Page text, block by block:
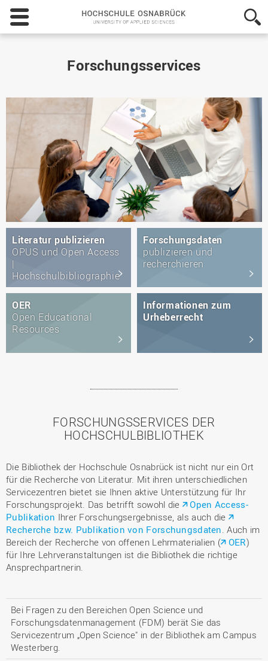
Hochschule
Osnabrück
-
Forschungsservices
Literatur publizieren
OPUS und Open Access
|
Hochschulbibliographie
Forschungsdaten
publizieren und
recherchieren
OER
Open Educational
Resources
Informationen zum
Urheberrecht
FORSCHUNGSSERVICES DER
HOCHSCHULBIBLIOTHEK
Die Bibliothek der Hochschule Osnabrück ist nicht nur ein Ort
für die Recherche von Literatur. Mit ihren unterschiedlichen
Servicezentren bietet sie Ihnen aktive Unterstützung für Ihr
Forschungsprojekt. Das betrifft sowohl die
Open Access-
Publikation Ihrer Forschungsergebnisse, als auch die
Recherche bzw. Publikation von Forschungsdaten . Auch im
Bereich der Recherche von offenen Lehrmaterialien (
OER)
für Ihre Lehrveranstaltungen ist die Bibliothek die richtige
Ansprechpartnerin.
Bei Fragen zu den Bereichen Open Science und
Forschungsdatenmanagement (FDM) berät Sie das
Servicezentrum „Open Science" in der Bibliothek am Campus
Westerberg.